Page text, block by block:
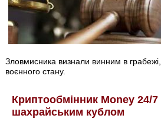
Зловмисника визнали винним в
воєнного стану.
Криптообмінник Money 24/
шахрайським кублом